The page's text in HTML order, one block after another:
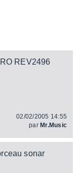
REV2496
02/02/2005 14:55
par Mr.Music
sonar